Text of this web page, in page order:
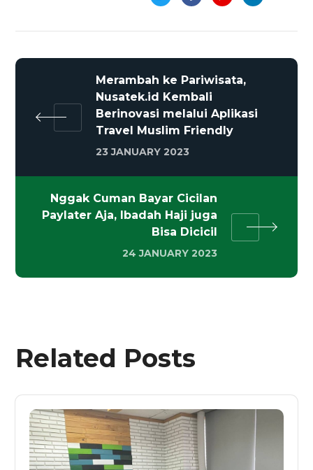
Merambah ke Pariwisata,
Nusatek.id Kembali
Berinovasi melalui Aplikasi
Travel Muslim Friendly
23 JANUARY 2023
Nggak Cuman Bayar Cicilan
Paylater Aja, Ibadah Haji juga
Bisa Dicicil
24 JANUARY 2023
Related Posts